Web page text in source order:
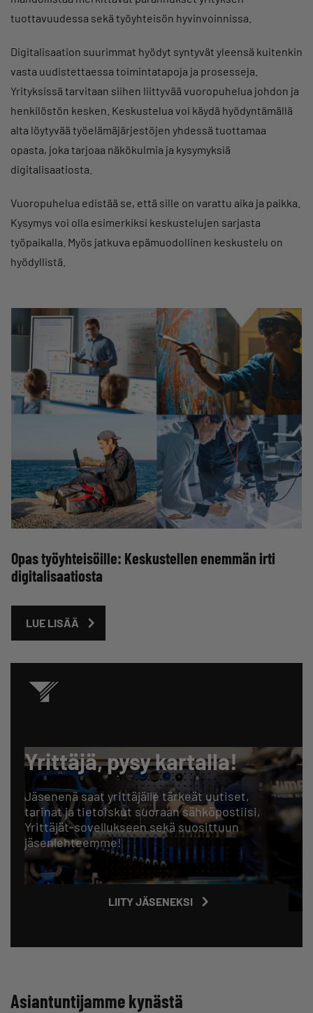
tuottavuudessa sekä työyhteisön hyvinvoinnissa.
Digitalisaation suurimmat hyödyt syntyvät yleensä kuitenkin
vasta uudistettaessa toimintatapoja ja prosesseja.
Yrityksissä tarvitaan siihen liittyvää vuoropuhelua johdon ja
henkilöstön kesken. Keskustelua voi käydä hyödyntämällä
alta löytyvää työelämäjärjestöjen yhdessä tuottamaa
opasta, joka tarjoaa näkökulmia ja kysymyksiä
digitalisaatiosta.
Vuoropuhelua edistää se, että sille on varattu aika ja paikka.
Kysymys voi olla esimerkiksi keskustelujen sarjasta
työpaikalla. Myös jatkuva epämuodollinen keskustelu on
hyödyllistä.
Opas työyhteisöille: Keskustellen enemmän irti
digitalisaatiosta
LUE LISÄÄ
Yrittäjä, pysy kartalla!
Jäsenenä saat yrittäjälle tärkeät uutiset,
tarinat ja tietoiskut suoraan sähköpostiisi,
Yrittäjät-sovellukseen sekä suosittuun
jäsenlehteemme!
LIITY JÄSENEKSI
Asiantuntijamme kynästä